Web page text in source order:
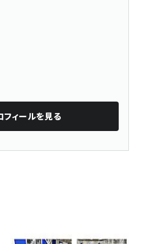
フィールを見る